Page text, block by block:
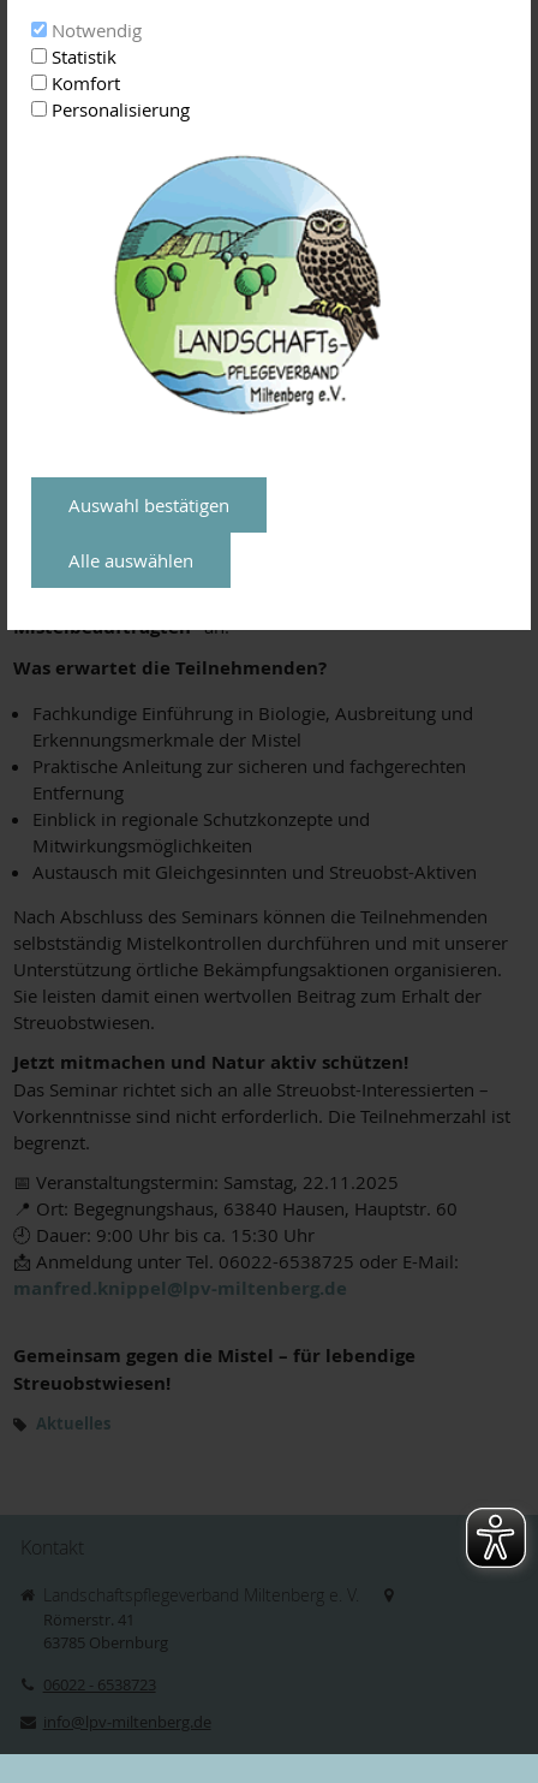
Notwendig
Statistik
Komfort
Personalisierung
Auswahl bestätigen
Alle auswählen
Update:
Das Seminar ist ausgebucht! Interessenten können sich auf
die Warteliste setzen lassen. Bei ausreichend Nachfrage
Die heimischen Streuobstwiesen gehören zu den wertvollsten
Kulturlandschaften unserer Region. Sie bieten Lebensraum
für unzählige Tier- und Pflanzenarten und prägen seit
Generationen das Landschaftsbild. Doch ein stiller Angreifer
setzt ihnen zunehmend zu: dieLaubholzmistel
eine seltene Erscheinung war, hat sich in den vergangenen
Jahren zu einer ernsten Bedrohung entwickelt. Die
parasitische Pflanze entzieht den Obstbäumen dauerhaft
in Gefahr.
Um dieser Entwicklung etwas entgegenzusetzen, suchen wir
Streuobstwiesen mithelfen möchten. Deshalb bieten wir ein
Mistelbeauftragten“an.
Was erwartet die Teilnehmenden?
Fachkundige Einführung in Biologie, Ausbreitung und
Erkennungsmerkmale der Mistel
Praktische Anleitung zur sicheren und fachgerechten
Entfernung
Einblick in regionale Schutzkonzepte und
Mitwirkungsmöglichkeiten
Austausch mit Gleichgesinnten und Streuobst-Aktiven
Nach Abschluss des Seminars können die Teilnehmenden
selbstständig Mistelkontrollen durchführen und mit unserer
Unterstützung örtliche Bekämpfungsaktionen organisieren.
Sie leisten damit einen wertvollen Beitrag zum Erhalt der
Streuobstwiesen.
Jetzt mitmachen und Natur aktiv schützen!
Das Seminar richtet sich an alle Streuobst-Interessierten –
Vorkenntnisse sind nicht erforderlich. Die Teilnehmerzahl ist
begrenzt.
📅 Veranstaltungstermin: Samstag, 22.11.2025
📍 Ort: Begegnungshaus, 63840 Hausen, Hauptstr. 60
🕘 Dauer: 9:00 Uhr bis ca. 15:30 Uhr
📩 Anmeldung unter Tel. 06022-6538725 oder E-Mail:
manfred.knippel@lpv-miltenberg.de
Gemeinsam gegen die Mistel – für lebendige
Streuobstwiesen!
Aktuelles
Kontakt
Landschaftspflegeverband Miltenberg e. V.
Römerstr. 41
63785 Obernburg
06022 - 6538723
info@lpv-miltenberg.de